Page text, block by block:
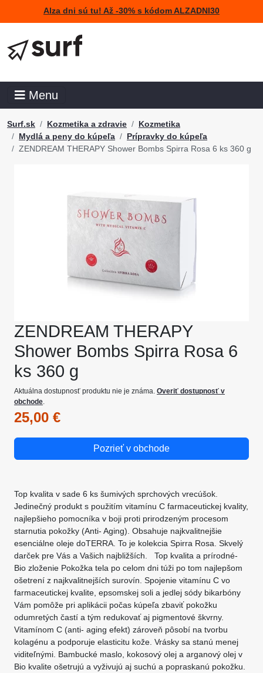
Alza dni sú tu! Až -30% s kódom ALZADNI30
Menu
Surf.sk Kozmetika a zdravie
Kozmetika
Mydlá a peny do kúpeľa
Prípravky do kúpeľa
ZENDREAM THERAPY Shower Bombs Spirra Rosa 6 ks 360 g
ZENDREAM THERAPY
Shower Bombs Spirra Rosa 6
ks 360 g
Aktuálna dostupnosť produktu nie je známa. Overiť dostupnosť v
obchode.
25,00 €
Pozrieť v obchode
Top kvalita v sade 6 ks šumivých sprchových vrecúšok.
Jedinečný produkt s použitím vitamínu C farmaceutickej kvality,
najlepšieho pomocníka v boji proti prirodzeným procesom
starnutia pokožky (Anti- Aging). Obsahuje najkvalitnejšie
esenciálne oleje doTERRA. To je kolekcia Spirra Rosa. Skvelý
darček pre Vás a Vašich najbližších. Top kvalita a prírodné-
Bio zloženie Pokožka tela po celom dni túži po tom najlepšom
ošetrení z najkvalitnejších surovín. Spojenie vitamínu C vo
farmaceutickej kvalite, epsomskej soli a jedlej sódy bikarbóny
Vám pomôže pri aplikácii počas kúpeľa zbaviť pokožku
odumretých častí a tým redukovať aj pigmentové škvrny.
Vitamínom C (anti- aging efekt) zároveň pôsobí na tvorbu
kolagénu a podporuje elasticitu kože. Vrásky sa stanú menej
viditeľnými. Bambucké maslo, kokosový olej a arganový olej v
Bio kvalite ošetrujú a vyživujú aj suchú a popraskanú pokožku.